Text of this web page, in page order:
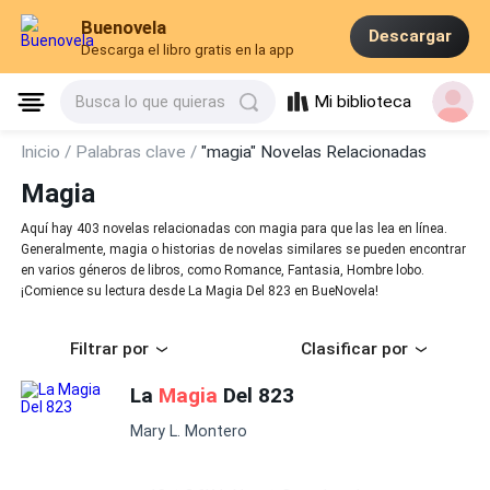
Buenovela
Descarga el libro gratis en la app
Descargar
Busca lo que quieras Mi biblioteca
Inicio / Palabras clave /"magia" Novelas Relacionadas
Magia
Aquí hay 403 novelas relacionadas con magia para que las lea en línea.
Generalmente, magia o historias de novelas similares se pueden encontrar
en varios géneros de libros, como Romance, Fantasia, Hombre lobo.
¡Comience su lectura desde La Magia Del 823 en BueNovela!
Filtrar por Clasificar por
La Magia Del 823
Mary L. Montero